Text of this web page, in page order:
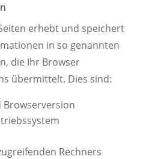
erhebt und speichert
in so genannten
die Ihr Browser
übermittelt. Dies sind:
Rechners